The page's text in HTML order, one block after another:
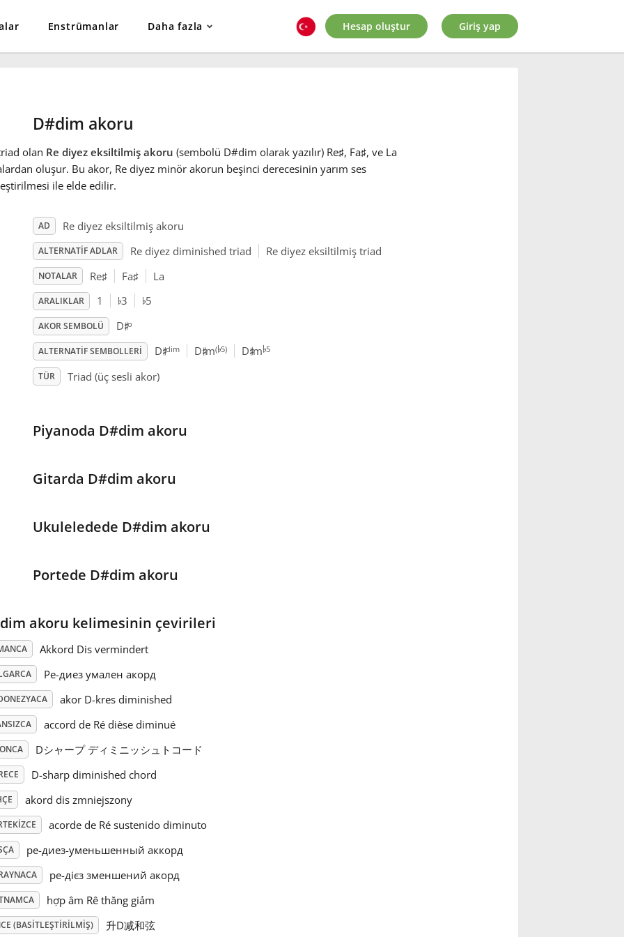
Enstrümanlar Daha fazla Hesap oluştur Giriş yap
D#dim akoru
olan Re diyez eksiltilmiş akoru (sembolü D#dim olarak yazılır) Re♯, Fa♯, ve La
oluşur. Bu akor, Re diyez minör akorun beşinci derecesinin yarım ses
ile elde edilir.
AD Re diyez eksiltilmiş akoru
ALTERNATIF ADLAR Re diyez diminished triad Re diyez eksiltilmiş triad
NOTALAR Re♯ Fa♯ La
ARALIKLAR 1 ♭3 ♭5
AKOR SEMBOLÜ D♯o
ALTERNATIF SEMBOLLERI D♯dim D♯m(♭5) D♯m♭5
TÜR Triad (üç sesli akor)
Piyanoda D#dim akoru
Gitarda D#dim akoru
Ukuleledede D#dim akoru
Portede D#dim akoru
akoru kelimesinin çevirileri
Akkord Dis vermindert
Ре-диез умален акорд
akor D-kres diminished
accord de Ré dièse diminué
Dシャープ ディミニッシュトコード
D-sharp diminished chord
akord dis zmniejszony
acorde de Ré sustenido diminuto
ре-диез-уменьшенный аккорд
ре-дієз зменшений акорд
hợp âm Rê thăng giảm
(BASITLEŞTIRILMIŞ) 升D减和弦